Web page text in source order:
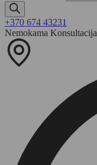
+370 674 43231
Nemokama Konsultacija